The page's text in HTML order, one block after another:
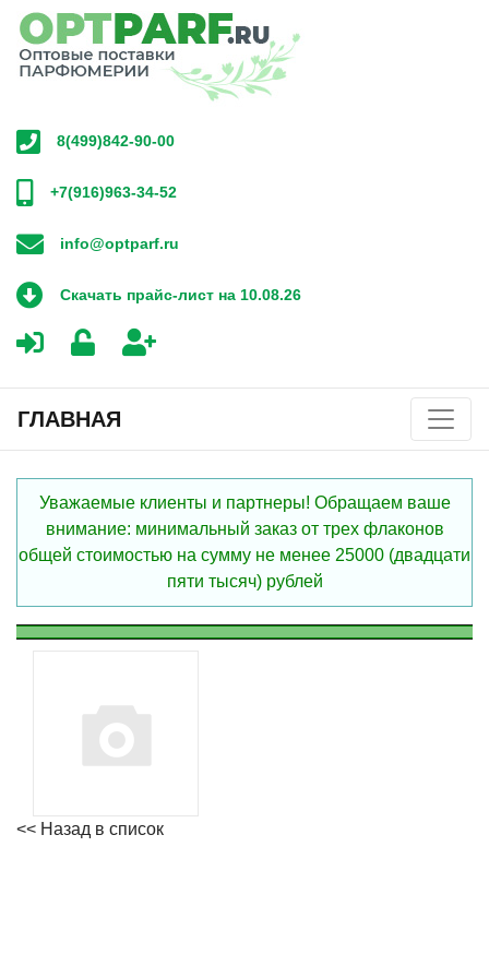
8(499)842-90-00
+7(916)963-34-52
info@optparf.ru
Скачать прайс-лист на 10.08.26
ГЛАВНАЯ
Уважаемые клиенты и партнеры! Обращаем ваше
внимание: минимальный заказ от трех флаконов
общей стоимостью на сумму не менее 25000 (двадцати
пяти тысяч) рублей
<< Назад в список